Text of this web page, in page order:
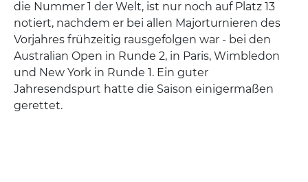
die Nummer 1 der Welt, ist nur noch auf Platz 13
notiert, nachdem er bei allen Majorturnieren des
Vorjahres frühzeitig rausgefolgen war - bei den
Australian Open in Runde 2, in Paris, Wimbledon
und New York in Runde 1. Ein guter
Jahresendspurt hatte die Saison einigermaßen
gerettet.